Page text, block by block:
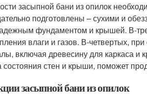
засыпной бани из опилок
подготовлены – сухими и
фундаментом и крышей. В-
влаги и газов. В-четвертых, при
включая древесину для каркаса и
стен и крыши, поможет
засыпной бани из опилок